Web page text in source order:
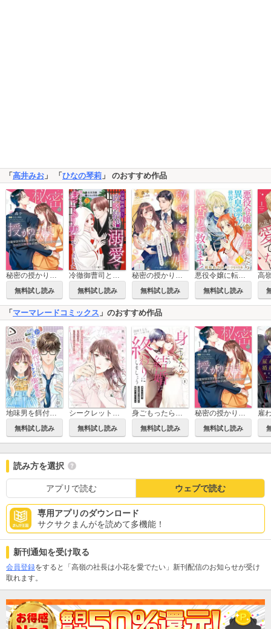
「高井みお 」 「ひなの琴莉 」 のおすすめ作品
秘密の授かり婚～身を引こうとしたけど、エリート御曹司が逃がしてくれません～
無料試し読み
冷徹御曹司と政略結婚したら、溺愛で溶かされて身ごもり妻になりました
無料試し読み
秘密の授かり婚～身を引こうとしたけど、エリート御曹司が逃がしてくれません～【分冊版】
無料試し読み
悪役令嬢に転生したら異臭漂う世界だったので、いい香りで救います！【単話版】
無料試し読み
「 マーマレードコミックス 」のおすすめ作品
地味男を餌付けしたら、実はイケメン御曹司でした【分冊版】
無料試し読み
シークレットベビーが発覚したら、天才外科医の執着求愛が始まりました
無料試し読み
身ごもったら、この結婚は終わりにしましょう～身代わり花嫁はS系弁護士の溺愛に毎夜甘く啼かされる～
無料試し読み
秘密の授かり婚～身を引こうとしたけど、エリート御曹司が逃がしてくれません～
無料試し読み
読み方を選択
アプリで読む ウェブで読む
専用アプリのダウンロード
サクサクまんがを読めて多機能！
新刊通知を受け取る
会員登録をすると「高嶺の社長は小花を愛でたい」新刊配信のお知らせが受け
取れます。